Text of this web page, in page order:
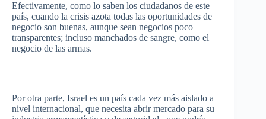
Efectivamente, como lo saben los ciudadanos de este
país, cuando la crisis azota todas las oportunidades de
negocio son buenas, aunque sean negocios poco
transparentes; incluso manchados de sangre, como el
negocio de las armas.
Por otra parte, Israel es un país cada vez más aislado a
nivel internacional, que necesita abrir mercado para su